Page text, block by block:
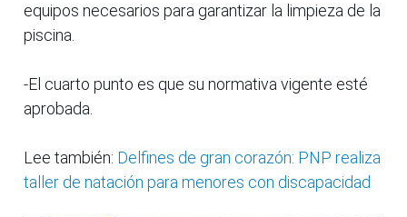
equipos necesarios para garantizar la limpieza de la
piscina.
-El cuarto punto es que su normativa vigente esté
aprobada.
Lee también: Delfines de gran corazón: PNP realiza
taller de natación para menores con discapacidad